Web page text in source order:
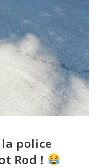
la police
Rod !